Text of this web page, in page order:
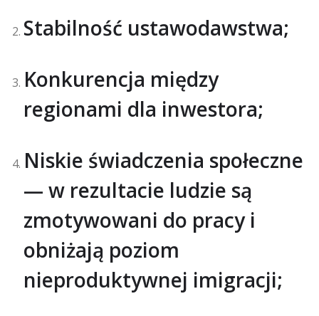
Stabilność ustawodawstwa;
Konkurencja między
regionami dla inwestora;
Niskie świadczenia społeczne
— w rezultacie ludzie są
zmotywowani do pracy i
obniżają poziom
nieproduktywnej imigracji;